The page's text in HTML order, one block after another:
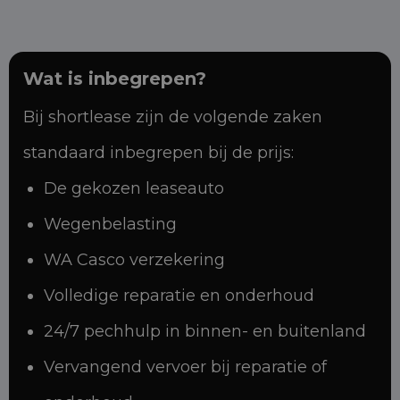
Wat is inbegrepen?
Bij shortlease zijn de volgende zaken
standaard inbegrepen bij de prijs:
De gekozen leaseauto
Wegenbelasting
WA Casco verzekering
Volledige reparatie en onderhoud
24/7 pechhulp in binnen- en buitenland
Vervangend vervoer bij reparatie of